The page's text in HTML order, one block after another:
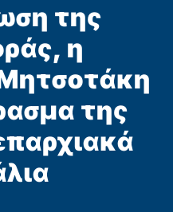
της
η
της